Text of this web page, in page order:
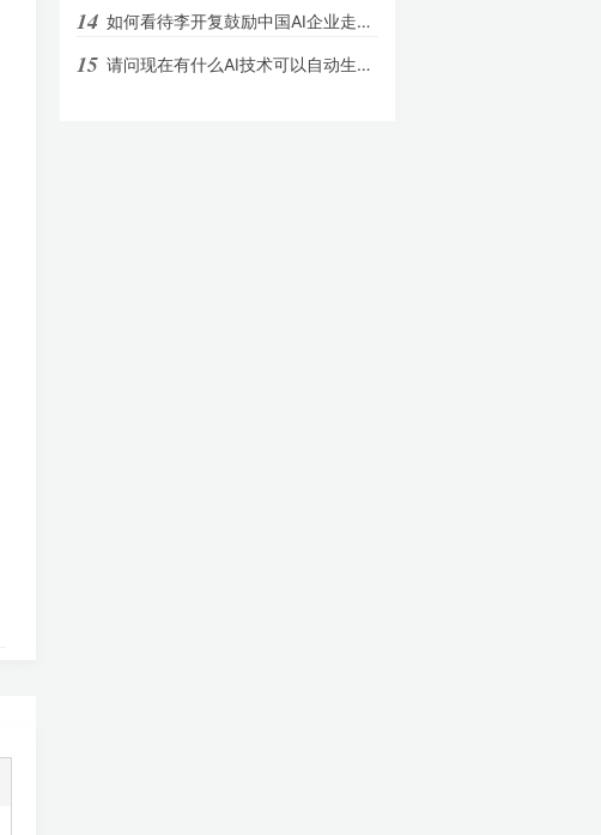
14 如何看待李开复鼓励中国AI企业走出自己的第
15 请问现在有什么AI技术可以自动生成图表?Cha